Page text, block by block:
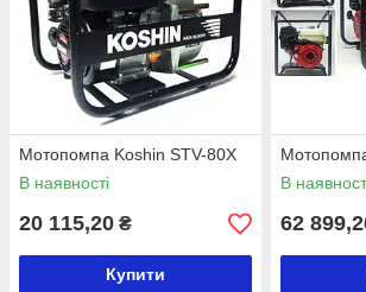
Мотопомпа Koshin STV-80X
В наявності
20 115,20 ₴
Купити
В
62